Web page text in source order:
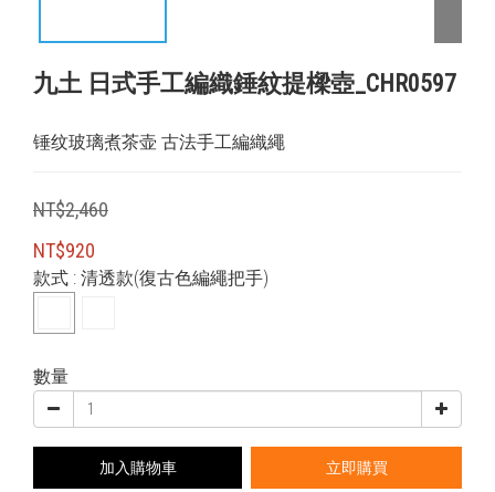
九土 日式手工編織錘紋提樑壺_CHR0597
锤纹玻璃煮茶壶 古法手工編織繩
NT$2,460
NT$920
款式 : 清透款(復古色編繩把手)
數量
加入購物車 立即購買